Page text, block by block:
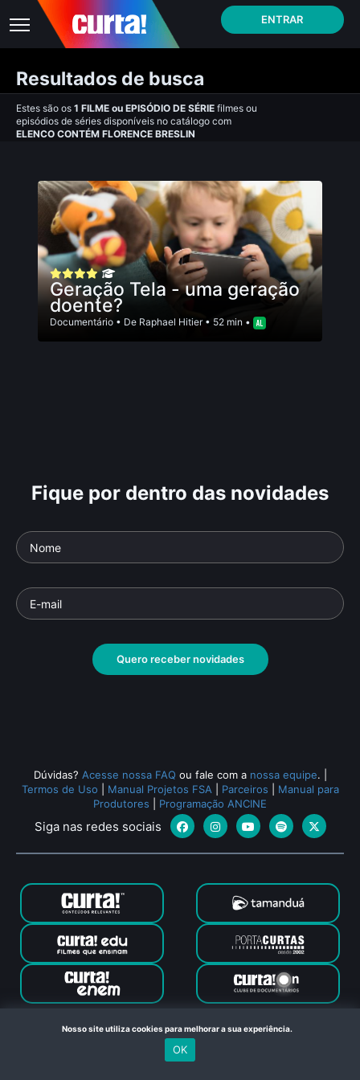
ENTRAR
Resultados de busca
Estes são os 1 FILME ou EPISÓDIO DE SÉRIE filmes ou
episódios de séries disponíveis no catálogo com
ELENCO CONTÉM FLORENCE BRESLIN
Geração Tela - uma geração
doente?
Documentário • De Raphael Hitier• 52 min •
Fique por dentro das novidades
Quero receber novidades
Dúvidas? Acesse nossa FAQ ou fale com a nossa equipe.
Termos de Uso
Manual Projetos FSA Parceiros
Manual para
Produtores
Programação ANCINE
Siga nas redes sociais
Canal Curta © 2024. Todos os direitos reservados. Feito com
no Rio de Janeiro
Nosso site utiliza cookies para melhorar a sua experiência.
OK